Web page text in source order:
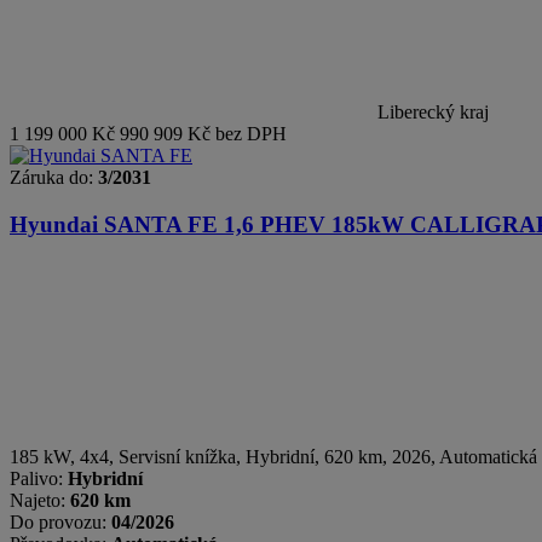
Liberecký kraj
1 199 000 Kč 990 909 Kč bez DPH
Záruka do: 3/2031
Hyundai SANTA FE 1,6 PHEV 185kW
185 kW, 4x4, Servisní knížka, Hybridní, 620 km, 2026, Automatická
Palivo: Hybridní
Najeto: 620 km
Do provozu: 04/2026